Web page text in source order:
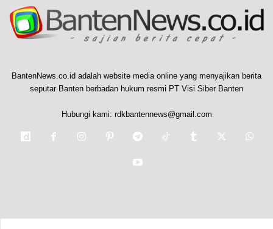
BantenNews.co.id adalah website media online yang menyajikan berita
seputar Banten berbadan hukum resmi PT Visi Siber Banten
Hubungi kami: rdkbantennews@gmail.com